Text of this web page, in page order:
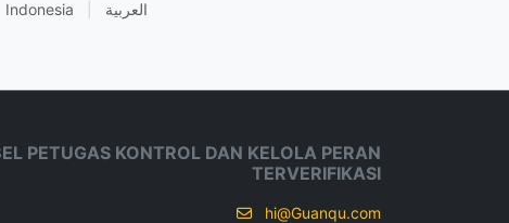
Indonesia العربية
PETUGAS KONTROL DAN KELOLA PERAN
TERVERIFIKASI
hi@Guanqu.com